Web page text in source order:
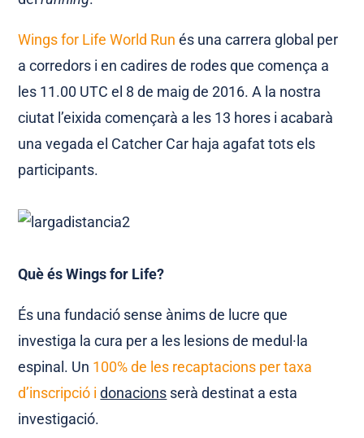
Wings for Life World Run és una carrera global per
a corredors i en cadires de rodes que comença a
les 11.00 UTC el 8 de maig de 2016. A la nostra
ciutat l’eixida començarà a les 13 hores i acabarà
una vegada el Catcher Car haja agafat tots els
participants.
Què és Wings for Life?
És una fundació sense ànims de lucre que
investiga la cura per a les lesions de medul·la
espinal. Un 100% de les recaptacions per taxa
d’inscripció idonacions serà destinat a esta
investigació.